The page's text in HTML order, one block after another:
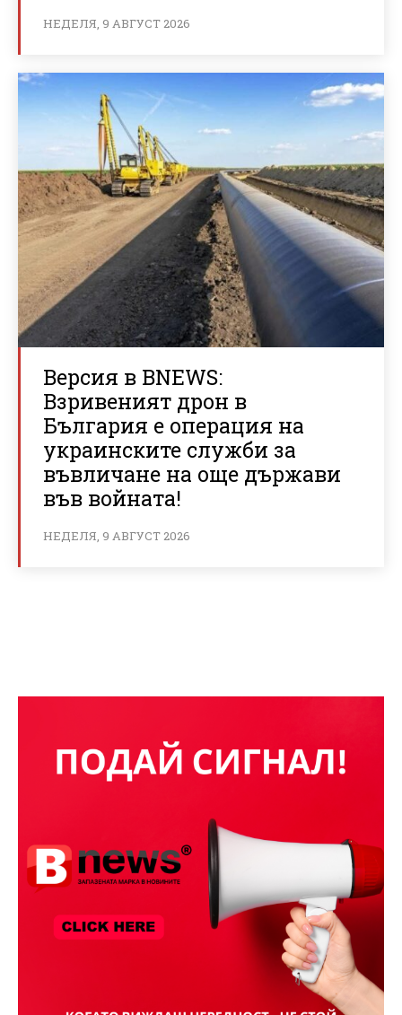
НЕДЕЛЯ, 9 АВГУСТ 2026
Версия в BNEWS:
Взривеният дрон в
България е операция на
украинските служби за
въвличане на още държави
във войната!
НЕДЕЛЯ, 9 АВГУСТ 2026